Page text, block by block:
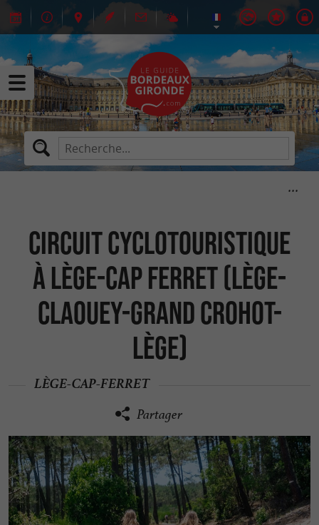
Circuit cyclotouristique
à Lège-Cap Ferret (Lège-
Claouey-Grand Crohot-
Lège)
LÈGE-CAP-FERRET
Partager